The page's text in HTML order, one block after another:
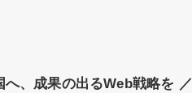
へ、成果の出るWeb戦略を ／